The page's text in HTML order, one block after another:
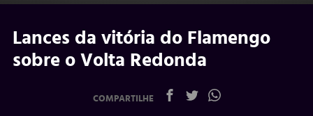
Lances da vitória do Flamengo
sobre o Volta Redonda
COMPARTILHE